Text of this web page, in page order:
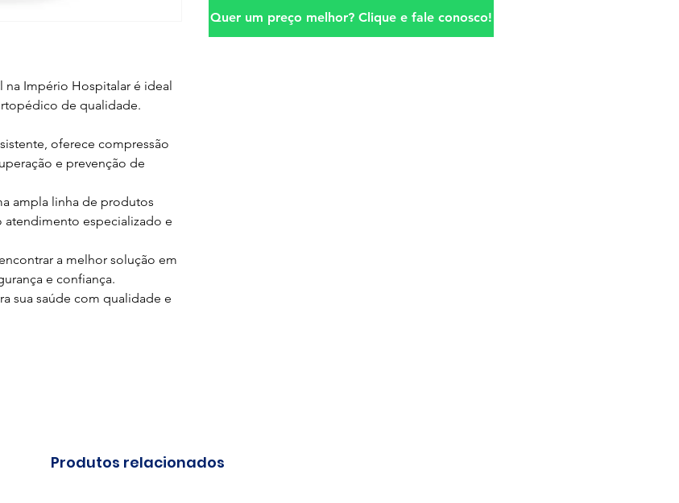
Império Hospitalar é ideal
de qualidade.
oferece compressão
e prevenção de
ampla linha de produtos
especializado e
a melhor solução em
e confiança.
sua saúde com qualidade e
Quer um preço melhor? Clique e fale conosco!
Produtos relacionados